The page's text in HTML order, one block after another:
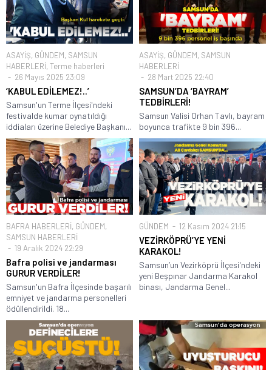
ASAYİŞ, GÜNDEM, SAMSUN
HABERLERİ, Terme haberleri
26 Mayıs 2025 23:09
‘KABUL EDİLEMEZ!..’
Samsun'un Terme İlçesi'ndeki
festivalde kumar oynatıldığı
iddiaları üzerine Belediye Başkanı...
ASAYİŞ, GÜNDEM, SAMSUN
HABERLERİ
28 Mart 2025 22:40
SAMSUN’DA ‘BAYRAM’
TEDBİRLERİ!
Samsun Valisi Orhan Tavlı, bayram
boyunca trafikte 9 bin 396...
BAFRA HABERLERİ, GÜNDEM,
SAMSUN HABERLERİ
19 Aralık 2024 22:29
Bafra polisi ve jandarması
GURUR VERDİLER!
Samsun'un Bafra İlçesinde başarılı
emniyet ve jandarma personelleri
ödüllendirildi. 18...
GÜNDEM 12 Kasım 2024 21:15
VEZİRKÖPRÜ’YE YENİ
KARAKOL!
Samsun’un Vezirköprü İlçesi'ndeki
yeni Beşpınar Jandarma Karakol
binası, Jandarma Genel...